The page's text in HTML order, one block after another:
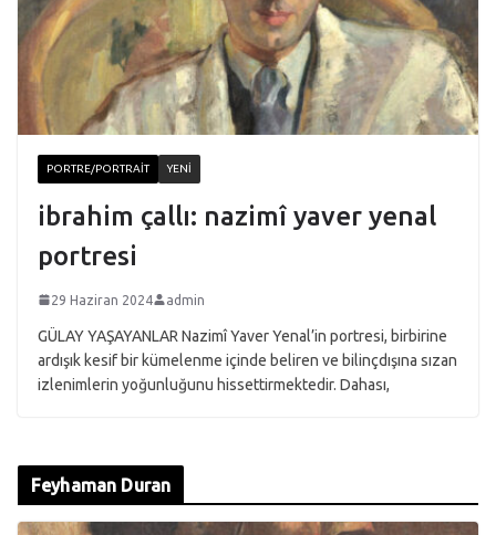
PORTRE/PORTRAIT YENI
ibrahim çallı: nazimî yaver yenal
portresi
29 Haziran 2024 admin
GÜLAY YAŞAYANLAR Nazimî Yaver Yenal’in portresi, birbirine
ardışık kesif bir kümelenme içinde beliren ve bilinçdışına sızan
izlenimlerin yoğunluğunu hissettirmektedir. Dahası,
Feyhaman Duran